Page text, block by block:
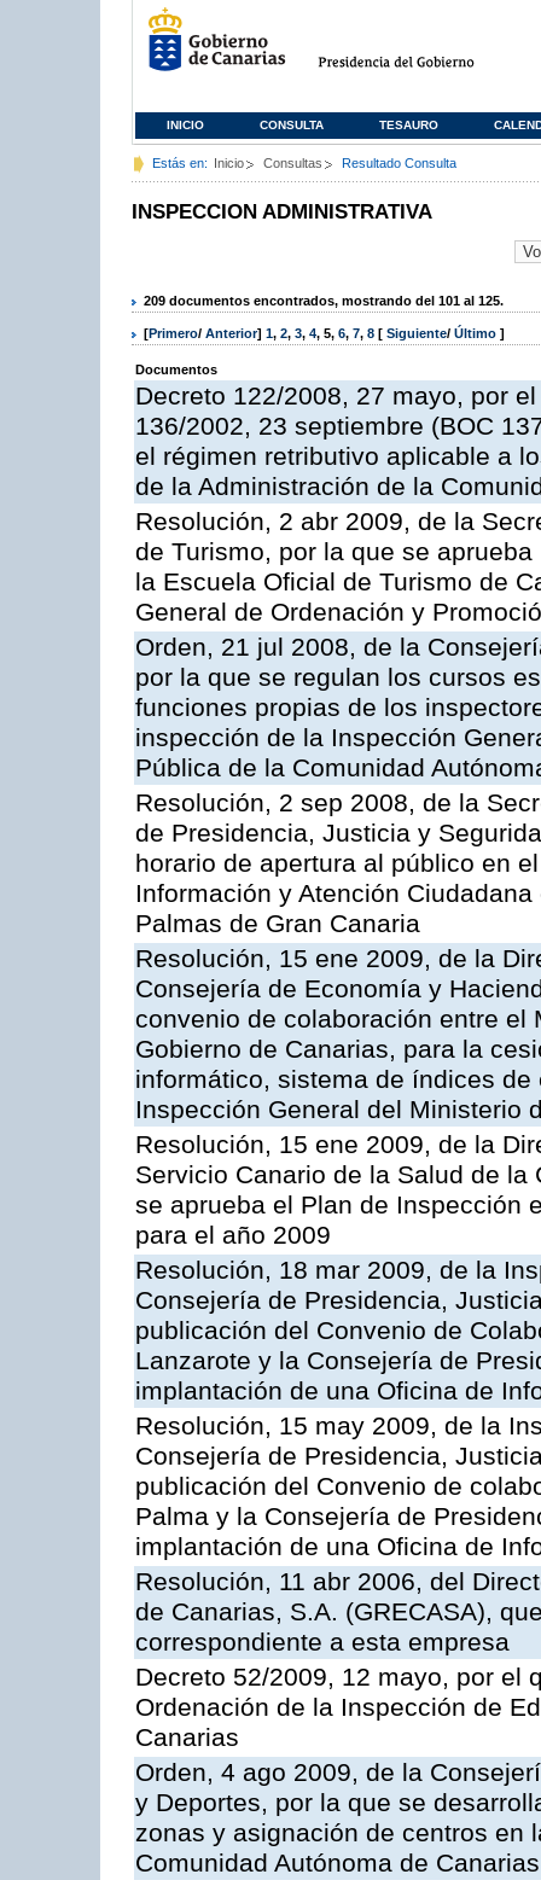
INICIO CONSULTA TESAURO
Estás en: Inicio Consultas Resultado Consulta
INSPECCION ADMINISTRATIVA
209 documentos encontrados, mostrando del 101 al 125.
[Primero/ Anterior] 1, 2, 3, 4, 5, 6, 7, 8 [ Siguiente/ Último ]
Documentos
Decreto 122/2008, 27 mayo, por
136/2002, 23 septiembre (BOC
el régimen retributivo aplicable a
de la Administración de la
Resolución, 2 abr 2009, de la
de Turismo, por la que se
la Escuela Oficial de Turismo de
General de Ordenación y
Orden, 21 jul 2008, de la
por la que se regulan los cursos
funciones propias de los
inspección de la Inspección
Pública de la Comunidad
Resolución, 2 sep 2008, de la
de Presidencia, Justicia y
horario de apertura al público en
Información y Atención
Palmas de Gran Canaria
Resolución, 15 ene 2009, de la
Consejería de Economía y
convenio de colaboración entre
Gobierno de Canarias, para la
informático, sistema de índices
Inspección General del Ministerio
Resolución, 15 ene 2009, de la
Servicio Canario de la Salud de
se aprueba el Plan de Inspección
para el año 2009
Resolución, 18 mar 2009, de la
Consejería de Presidencia,
publicación del Convenio de
Lanzarote y la Consejería de
implantación de una Oficina de
Resolución, 15 may 2009, de la
Consejería de Presidencia,
publicación del Convenio de
Palma y la Consejería de
implantación de una Oficina de
Resolución, 11 abr 2006, del
de Canarias, S.A. (GRECASA),
correspondiente a esta empresa
Decreto 52/2009, 12 mayo, por el
Ordenación de la Inspección de
Canarias
Orden, 4 ago 2009, de la
y Deportes, por la que se
zonas y asignación de centros en
Comunidad Autónoma de Canarias